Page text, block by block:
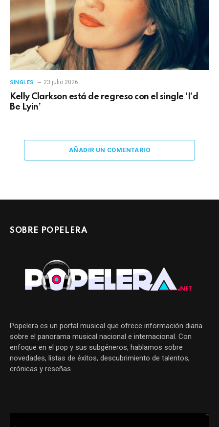
SINGLES 23 julio 2026
Kelly Clarkson está de regreso con el single ‘I’d
Be Lyin’
AÑADIR UN COMENTARIO
SOBRE POPELERA
Popelera es un portal musical que ofrece información diaria
sobre el panorama musical nacional e internacional. Con
enfoque en el pop y sus subgéneros, hablamos sobre
novedades, listas de éxitos, descubrimiento de talentos,
crónicas y reseñas.